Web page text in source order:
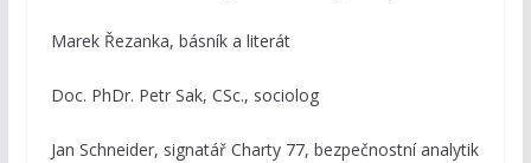
Marek Řezanka, básník a literát
Doc. PhDr. Petr Sak, CSc., sociolog
Jan Schneider, signatář Charty 77, bezpečnostní analytik